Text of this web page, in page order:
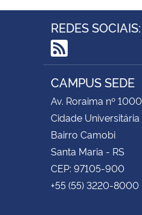
REDES SOCIAIS:
RSS
CAMPUS SEDE
Av. Roraima nº 1000
Cidade Universitária
Bairro Camobi
Santa Maria - RS
CEP: 97105-900
+55 (55) 3220-8000